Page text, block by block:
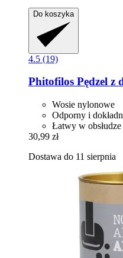
Do koszyka
4.5 (19)
Phitofilos Pędzel z
Wosie nylonowe
Odporny i
Łatwy w obsłudze
30,99 zł
Dostawa do 11 sierpnia